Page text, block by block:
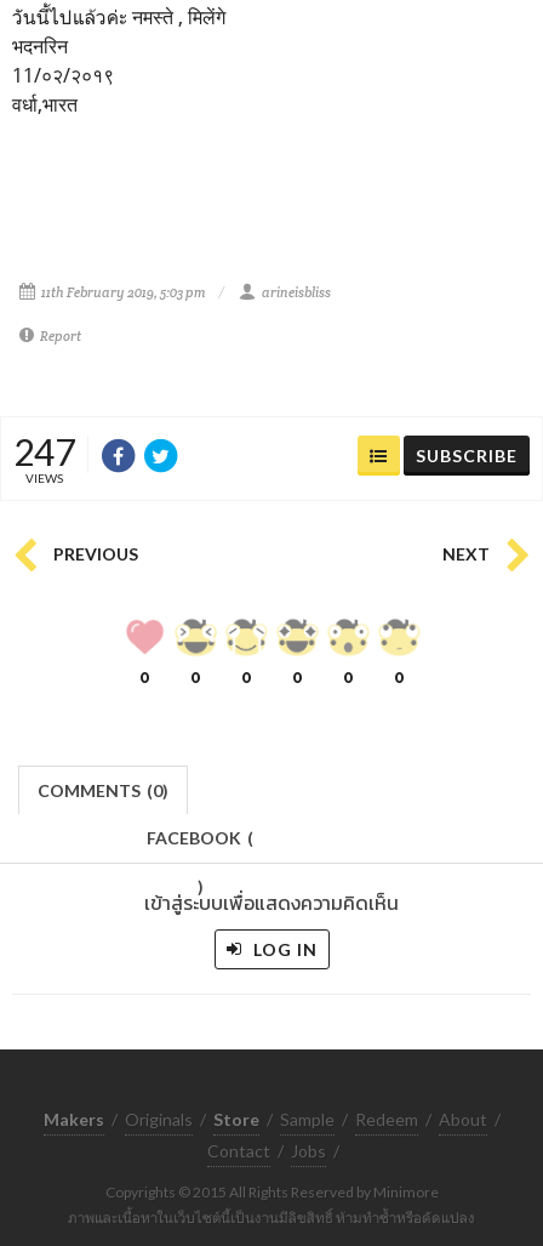
วันนี้ไปแล้วค่ะ नमस्ते , मिलेंगे
भदनरिन
11/०२/२०१९
वर्धा,भारत
11th February 2019, 5:03 pm arineisbliss
Report
247
VIEWS
SUBSCRIBE
PREVIOUS NEXT
0 0 0 0 0 0
COMMENTS (0)
FACEBOOK (
)
เข้าสู่ระบบเพื่อแสดงความคิดเห็น
LOG IN
Makers / Originals / Store / Sample / Redeem / About /
Contact / Jobs /
Copyrights © 2015 All Rights Reserved by Minimore
ภาพและเนื้อหาในเว็บไซต์นี้เป็นงานมีลิขสิทธิ์ ห้ามทำซ้ำหรือดัดแปลง